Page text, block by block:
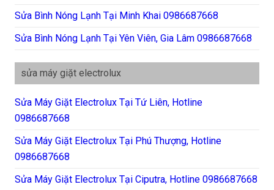
Sửa Bình Nóng Lạnh Tại Minh Khai 0986687668
Sửa Bình Nóng Lạnh Tại Yên Viên, Gia Lâm 0986687668
sửa máy giặt electrolux
Sửa Máy Giặt Electrolux Tại Tứ Liên, Hotline
0986687668
Sửa Máy Giặt Electrolux Tại Phú Thượng, Hotline
0986687668
Sửa Máy Giặt Electrolux Tại Ciputra, Hotline 0986687668